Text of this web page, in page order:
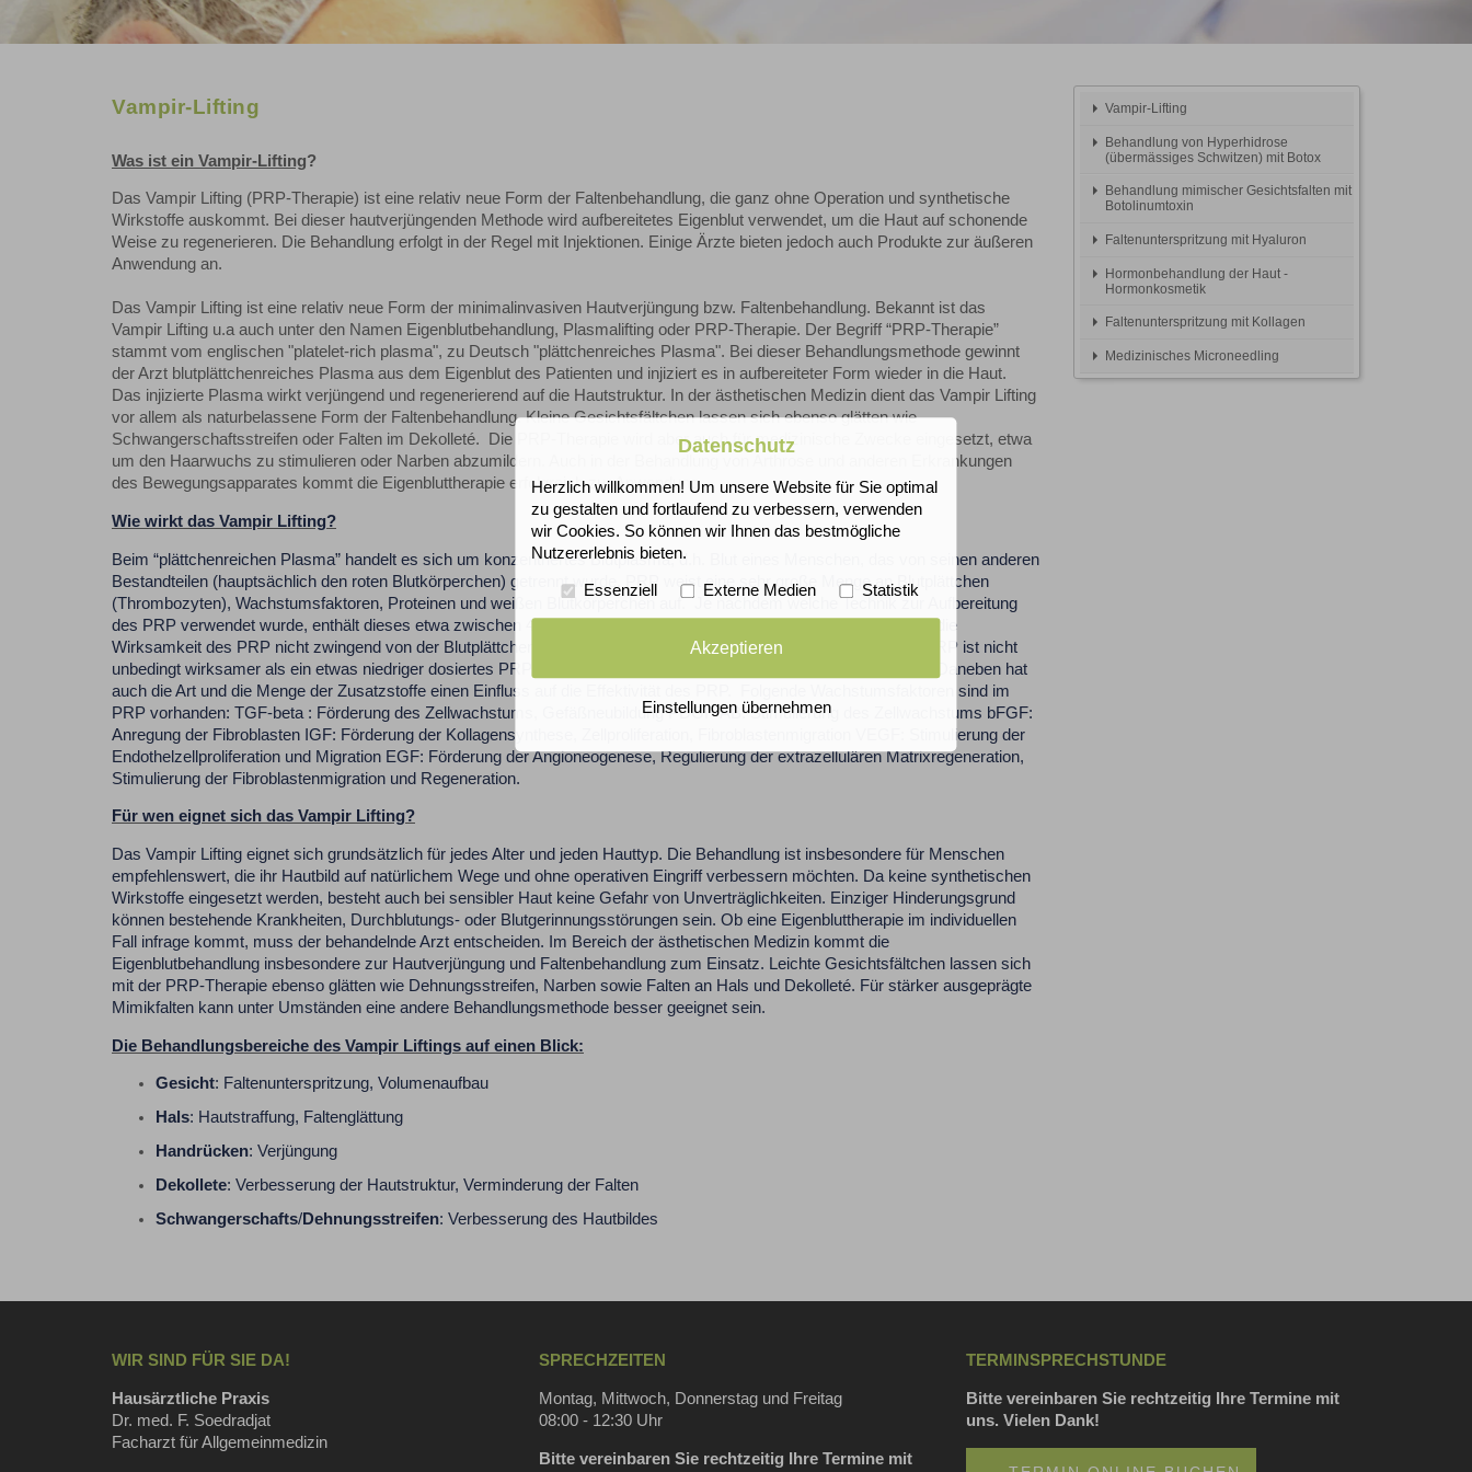
Vampir-Lifting
Was ist ein Vampir-Lifting?
Das Vampir Lifting (PRP-Therapie) ist eine relativ neue Form der Faltenbehandlung, die ganz ohne Operation und synthetische
Wirkstoffe auskommt. Bei dieser hautverjüngenden Methode wird aufbereitetes Eigenblut verwendet, um die Haut auf schonende
Weise zu regenerieren. Die Behandlung erfolgt in der Regel mit Injektionen. Einige Ärzte bieten jedoch auch Produkte zur äußeren
Anwendung an.
Das Vampir Lifting ist eine relativ neue Form der minimalinvasiven Hautverjüngung bzw. Faltenbehandlung. Bekannt ist das
Vampir Lifting u.a auch unter den Namen Eigenblutbehandlung, Plasmalifting oder PRP-Therapie. Der Begriff “PRP-Therapie”
stammt vom englischen "platelet-rich plasma", zu Deutsch "plättchenreiches Plasma". Bei dieser Behandlungsmethode gewinnt
der Arzt blutplättchenreiches Plasma aus dem Eigenblut des Patienten und injiziert es in aufbereiteter Form wieder in die Haut.
Das injizierte Plasma wirkt verjüngend und regenerierend auf die Hautstruktur. In der ästhetischen Medizin dient das Vampir Lifting
vor allem als naturbelassene Form der Faltenbehandlung. Kleine Gesichtsfältchen lassen sich ebenso glätten wie
Schwangerschaftsstreifen oder Falten im Dekolleté. Die PRP-Therapie wird aber auch für medizinische Zwecke eingesetzt, etwa
um den Haarwuchs zu stimulieren oder Narben abzumildern. Auch in der Behandlung von Arthrose und anderen Erkrankungen
des Bewegungsapparates kommt die Eigenbluttherapie erfolgreich zur Anwendung.
Wie wirkt das Vampir Lifting?
Beim “plättchenreichen Plasma” handelt es sich um konzentriertes Blutplasma, d.h. Blut eines Menschen, das von seinen anderen
Bestandteilen (hauptsächlich den roten Blutkörperchen) getrennt wurde. PRP weist eine sehr große Menge an Blutplättchen
(Thrombozyten), Wachstumsfaktoren, Proteinen und weißen Blutkörperchen auf. Je nachdem welche Technik zur Aufbereitung
des PRP verwendet wurde, enthält dieses etwa zwischen 40 und 95 Prozent konzentrierte Blutplättchen. Jedoch ist die
Wirksamkeit des PRP nicht zwingend von der Blutplättchen-Konzentration abhängig, d.h. ein höher konzentriertes PRP ist nicht
unbedingt wirksamer als ein etwas niedriger dosiertes PRP. Ausschlaggebend ist die Gesamtzahl der Blutplättchen. Daneben hat
auch die Art und die Menge der Zusatzstoffe einen Einfluss auf die Effektivität des PRP. Folgende Wachstumsfaktoren sind im
PRP vorhanden: TGF-beta : Förderung des Zellwachstums, Gefäßneubildung PDGF-AB: Stimulierung des Zellwachstums bFGF:
Anregung der Fibroblasten IGF: Förderung der Kollagensynthese, Zellproliferation, Fibroblastenmigration VEGF: Stimulierung der
Endothelzellproliferation und Migration EGF: Förderung der Angioneogenese, Regulierung der extrazellulären Matrixregeneration,
Stimulierung der Fibroblastenmigration und Regeneration.
Für wen eignet sich das Vampir Lifting?
Das Vampir Lifting eignet sich grundsätzlich für jedes Alter und jeden Hauttyp. Die Behandlung ist insbesondere für Menschen
empfehlenswert, die ihr Hautbild auf natürlichem Wege und ohne operativen Eingriff verbessern möchten. Da keine synthetischen
Wirkstoffe eingesetzt werden, besteht auch bei sensibler Haut keine Gefahr von Unverträglichkeiten. Einziger Hinderungsgrund
können bestehende Krankheiten, Durchblutungs- oder Blutgerinnungsstörungen sein. Ob eine Eigenbluttherapie im individuellen
Fall infrage kommt, muss der behandelnde Arzt entscheiden. Im Bereich der ästhetischen Medizin kommt die
Eigenblutbehandlung insbesondere zur Hautverjüngung und Faltenbehandlung zum Einsatz. Leichte Gesichtsfältchen lassen sich
mit der PRP-Therapie ebenso glätten wie Dehnungsstreifen, Narben sowie Falten an Hals und Dekolleté. Für stärker ausgeprägte
Mimikfalten kann unter Umständen eine andere Behandlungsmethode besser geeignet sein.
Die Behandlungsbereiche des Vampir Liftings auf einen Blick:
Gesicht: Faltenunterspritzung, Volumenaufbau
Hals: Hautstraffung, Faltenglättung
Handrücken: Verjüngung
Dekollete: Verbesserung der Hautstruktur, Verminderung der Falten
Schwangerschafts/Dehnungsstreifen: Verbesserung des Hautbildes
Vampir-Lifting
Behandlung von Hyperhidrose
(übermässiges Schwitzen) mit Botox
Behandlung mimischer Gesichtsfalten mit
Botolinumtoxin
Faltenunterspritzung mit Hyaluron
Hormonbehandlung der Haut -
Hormonkosmetik
Faltenunterspritzung mit Kollagen
Medizinisches Microneedling
WIR SIND FÜR SIE DA!
Hausärztliche Praxis
Dr. med. F. Soedradjat
Facharzt für Allgemeinmedizin
SPRECHZEITEN
Montag, Mittwoch, Donnerstag und Freitag
08:00 - 12:30 Uhr
Bitte vereinbaren Sie rechtzeitig Ihre Termine mit
TERMINSPRECHSTUNDE
Bitte vereinbaren Sie rechtzeitig Ihre Termine mit
uns. Vielen Dank!
Datenschutz
Herzlich willkommen! Um unsere Website für Sie optimal
zu gestalten und fortlaufend zu verbessern, verwenden
wir Cookies. So können wir Ihnen das bestmögliche
Nutzererlebnis bieten.
Essenziell Externe Medien Statistik
Akzeptieren
Einstellungen übernehmen